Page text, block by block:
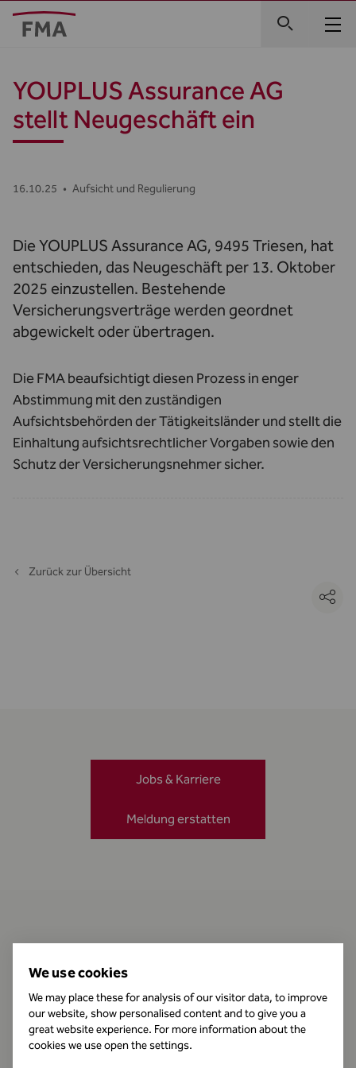
YOUPLUS Assurance AG
stellt Neugeschäft ein
16.10.25 • Aufsicht und Regulierung
Die YOUPLUS Assurance AG, 9495 Triesen, hat
entschieden, das Neugeschäft per 13. Oktober
2025 einzustellen. Bestehende
Versicherungsverträge werden geordnet
abgewickelt oder übertragen.
Die FMA beaufsichtigt diesen Prozess in enger
Abstimmung mit den zuständigen
Aufsichtsbehörden der Tätigkeitsländer und stellt die
Einhaltung aufsichtsrechtlicher Vorgaben sowie den
Schutz der Versicherungsnehmer sicher.
Zurück zur Übersicht
Öffnungszeiten
Jobs & Karriere
Meldung erstatten
We use cookies
We may place these for analysis of our visitor data, to improve
our website, show personalised content and to give you a
great website experience. For more information about the
cookies we use open the settings.